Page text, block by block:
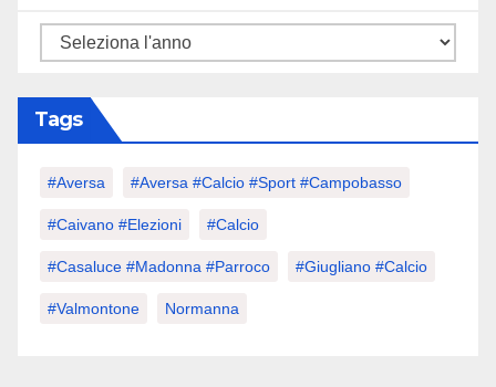
Tags
#aversa #Aversa #calcio #sport #Campobasso
#caivano #elezioni #calcio
#Casaluce #Madonna #parroco #giugliano #calcio
#valmontone Normanna